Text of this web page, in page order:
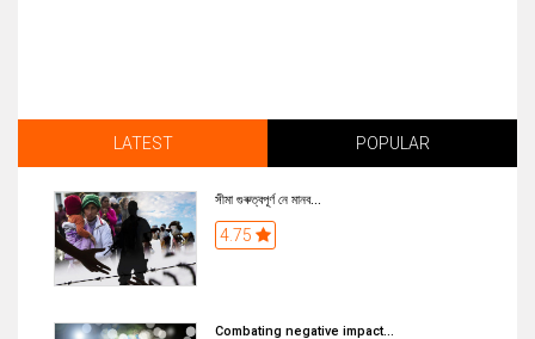
LATEST POPULAR
সীমা গুৰুত্বপূৰ্ণ নে মানব...
4.75
Combating negative impact...